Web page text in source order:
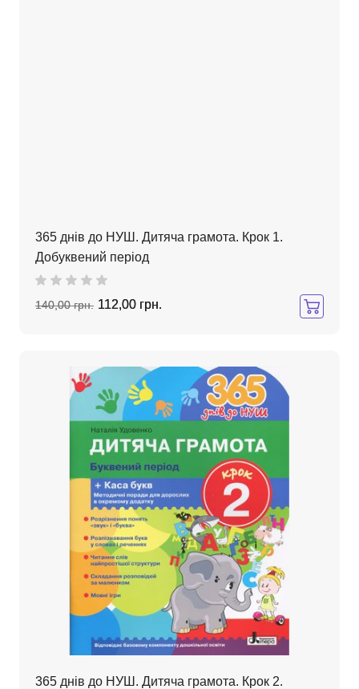
365 днів до НУШ. Дитяча грамота. Крок 1.
Добуквений період
140,00 грн. 112,00 грн.
365 днів до НУШ. Дитяча грамота. Крок 2.